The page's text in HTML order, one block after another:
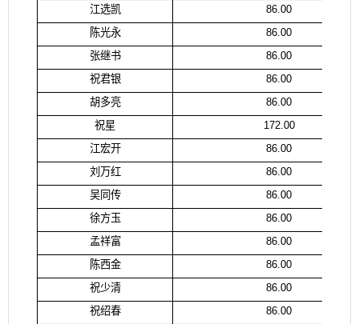
江选凯
86.00
陈光永
86.00
张继书
86.00
祝君银
86.00
胡多亮
86.00
祝星
172.00
江宏开
86.00
刘万红
86.00
吴同传
86.00
徐方玉
86.00
孟祥富
86.00
陈西金
86.00
祝少清
86.00
祝绍春
86.00